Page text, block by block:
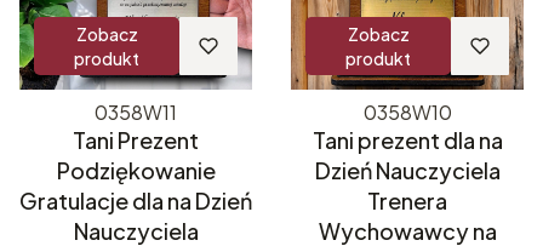
Zobacz
produkt
0358W11
Tani Prezent
Podziękowanie
Gratulacje dla na Dzień
Nauczyciela
Zobacz
produkt
0358W10
Tani prezent dla na
Dzień Nauczyciela
Trenera
Wychowawcy na